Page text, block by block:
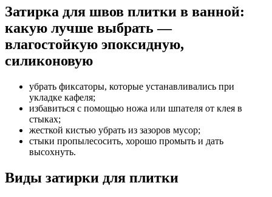
Затирка для швов плитки в ванной:
какую лучше выбрать —
влагостойкую эпоксидную,
силиконовую
убрать фиксаторы, которые устанавливались при
укладке кафеля;
избавиться с помощью ножа или шпателя от клея в
стыках;
жесткой кистью убрать из зазоров мусор;
стыки пропылесосить, хорошо промыть и дать
высохнуть.
Виды затирки для плитки